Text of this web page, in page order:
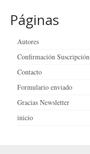
Páginas
Autores
Confirmación Suscripción
Contacto
Formulario enviado
Gracias Newsletter
inicio